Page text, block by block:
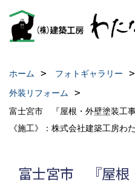
ホーム フォトギャラリー
外装リフォーム
富士宮市 『屋根・外壁塗装工
《施工》：株式会社建築工房わ
富士宮市 『屋根